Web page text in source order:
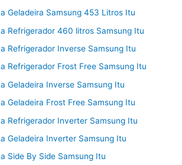
Geladeira Samsung 453 Litros Itu
Refrigerador 460 litros Samsung Itu
Refrigerador Inverse Samsung Itu
Refrigerador Frost Free Samsung Itu
Geladeira Inverse Samsung Itu
Geladeira Frost Free Samsung Itu
Refrigerador Inverter Samsung Itu
Geladeira Inverter Samsung Itu
Side By Side Samsung Itu